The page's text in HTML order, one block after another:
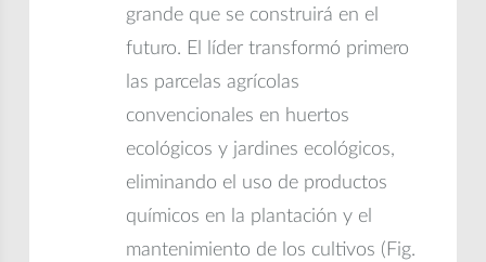
grande que se construirá en el
futuro. El líder transformó primero
las parcelas agrícolas
convencionales en huertos
ecológicos y jardines ecológicos,
eliminando el uso de productos
químicos en la plantación y el
mantenimiento de los cultivos (Fig.